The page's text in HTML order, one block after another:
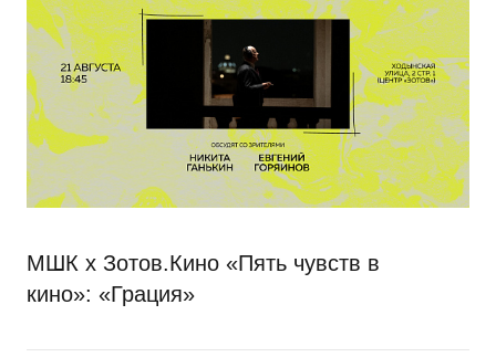
МШК х Зотов.Кино «Пять чувств в
кино»: «Грация»